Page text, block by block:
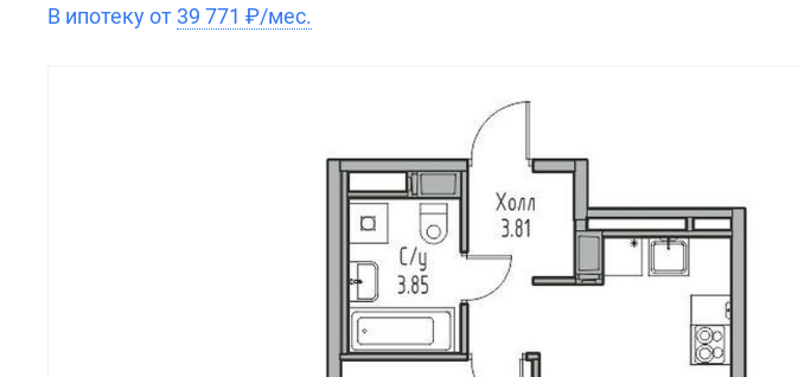
В ипотеку от 39 771 ₽/мес.